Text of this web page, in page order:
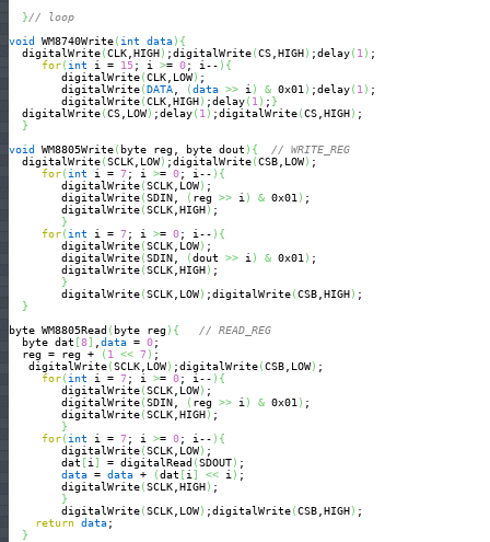
}// loop
void WM8740Write( int data) {
  digitalWrite
(CLK,HIGH) ;digitalWrite(CS,HIGH) ;delay( 1 ) ;
for( int i = 15; i >= 0; i-- ) {
        digitalWrite
(CLK,LOW) ;
        digitalWrite
(DATA (data >> i ) & 0x01 ) ;delay( 1 ) ;
        digitalWrite
(CLK,HIGH) ;delay( 1 ) ; }
  digitalWrite
(CS,LOW) ;delay( 1 ) ;digitalWrite(CS,HIGH) ;
}
void WM8805Write( byte reg, byte dout ) {
// WRITE_REG
  digitalWrite
(SCLK,LOW) ;digitalWrite(CSB,LOW) ;
for( int i = 7; i >= 0; i-- ) {
        digitalWrite
(SCLK,LOW) ;
        digitalWrite
(SDIN, ( reg >> i ) & 0x01 ) ;
        digitalWrite
(SCLK,HIGH) ;
}
for( int i = 7; i >= 0; i-- ) {
        digitalWrite
(SCLK,LOW) ;
        digitalWrite
(SDIN, (dout >> i ) & 0x01 ) ;
        digitalWrite
(SCLK,HIGH) ;
}
        digitalWrite
(SCLK,LOW) ;digitalWrite(CSB,HIGH) ;
}
byte WM8805Read ( byte reg) {
// READ_REG
  byte dat
[8] data = 0;
  reg = reg +
( 1 << 7) ;
   digitalWrite
(SCLK,LOW) ;digitalWrite(CSB,LOW) ;
for( int i = 7; i >= 0; i-- ) {
        digitalWrite
(SCLK,LOW) ;
        digitalWrite
(SDIN, ( reg >> i ) & 0x01 ) ;
        digitalWrite
(SCLK,HIGH) ;
}
for( int i = 7; i >= 0; i-- ) {
        digitalWrite
(SCLK,LOW) ;
        dat
[i ] = digitalRead (SDOUT) ;
data = data + (dat [i ] << i ) ;
        digitalWrite
(SCLK,HIGH) ;
}
        digitalWrite
(SCLK,LOW) ;digitalWrite(CSB,HIGH) ;
return data;
}